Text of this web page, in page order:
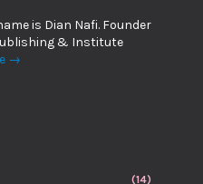
is Dian Nafi. Founder
& Institute
→
(14)